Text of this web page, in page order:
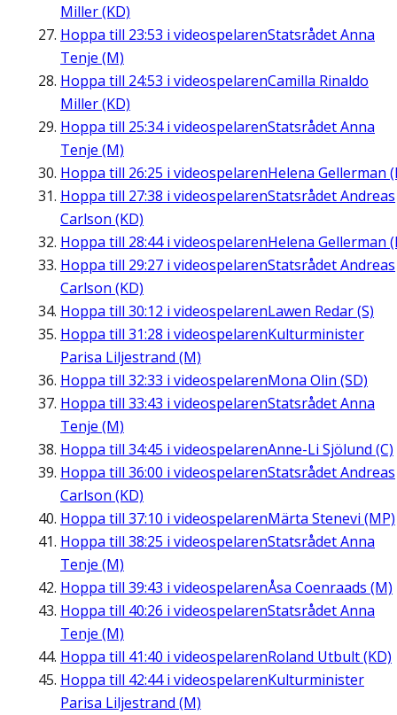
Miller (KD)
Hoppa till 23:53 i videospelarenStatsrådet Anna
Tenje (M)
Hoppa till 24:53 i videospelarenCamilla Rinaldo
Miller (KD)
Hoppa till 25:34i videospelarenStatsrådet Anna
Tenje (M)
Hoppa till 26:25 i videospelarenHelena Gellerman
Hoppa till 27:38 i videospelarenStatsrådet Andreas
Carlson (KD)
Hoppa till 28:44i videospelarenHelena Gellerman
Hoppa till 29:27 i videospelarenStatsrådet Andreas
Carlson (KD)
Hoppa till 30:12 i videospelarenLawen Redar (S)
Hoppa till 31:28 i videospelarenKulturminister
Parisa Liljestrand (M)
Hoppa till 32:33 i videospelarenMona Olin (SD)
Hoppa till 33:43 i videospelarenStatsrådet Anna
Tenje (M)
Hoppa till 34:45 i videospelarenAnne-Li Sjölund (C)
Hoppa till 36:00 i videospelarenStatsrådet Andreas
Carlson (KD)
Hoppa till 37:10 i videospelarenMärta Stenevi (MP)
Hoppa till 38:25 i videospelarenStatsrådet Anna
Tenje (M)
Hoppa till 39:43 i videospelarenÅsa Coenraads (M)
Hoppa till 40:26 i videospelarenStatsrådet Anna
Tenje (M)
Hoppa till 41:40 i videospelarenRoland Utbult (KD)
Hoppa till 42:44i videospelarenKulturminister
Parisa Liljestrand (M)